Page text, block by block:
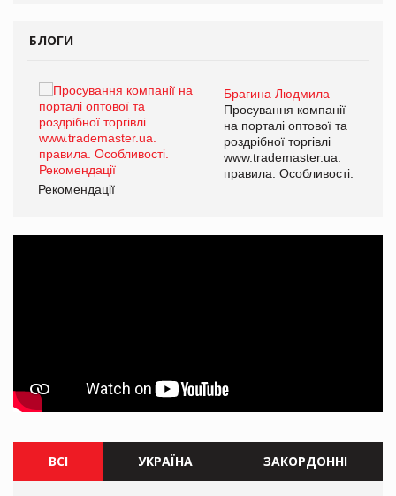
БЛОГИ
Брагина Людмила
Просування компанії
на порталі оптової та
роздрібної торгівлі
www.trademaster.ua.
правила. Особливості.
Рекомендації
ВСІ УКРАЇНА ЗАКОРДОННІ